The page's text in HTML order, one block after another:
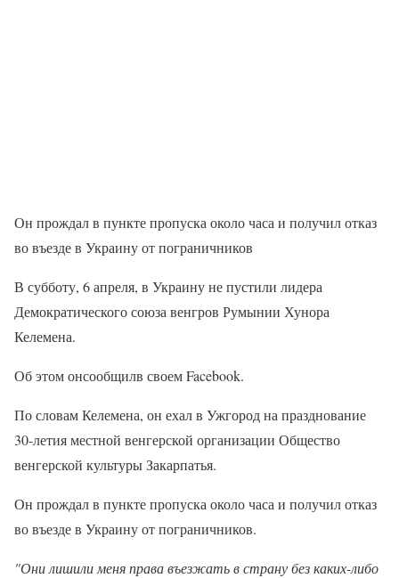
Он прождал в пункте пропуска около часа и получил отказ
во въезде в Украину от пограничников
В субботу, 6 апреля, в Украину не пустили лидера
Демократического союза венгров Румынии Хунора
Келемена.
Об этом онсообщилв своем Facebook.
По словам Келемена, он ехал в Ужгород на празднование
30-летия местной венгерской организации Общество
венгерской культуры Закарпатья.
Он прождал в пункте пропуска около часа и получил отказ
во въезде в Украину от пограничников.
"Они лишили меня права въезжать в страну без каких-либо